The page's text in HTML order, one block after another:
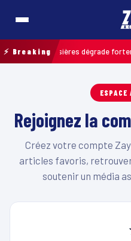
⚡ Breaking
de poussières dégrade
ESPACE
Rejoignez la
Créez votre compte
articles favoris,
soutenir un média